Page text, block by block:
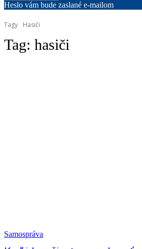
Heslo vám bude zaslané e-mailom
Tagy Hasiči
Tag: hasiči
Samospráva